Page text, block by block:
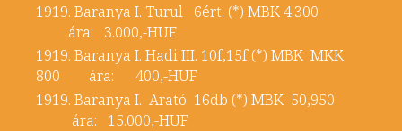
1919. Baranya I. Turul 6ért. (*) MBK 4.300
ára: 3.000,-HUF
1919. Baranya I. Hadi III. 10f,15f (*) MBK MKK
800 ára: 400,-HUF
1919. Baranya I. Arató 16db (*) MBK 50,950
ára: 15.000,-HUF